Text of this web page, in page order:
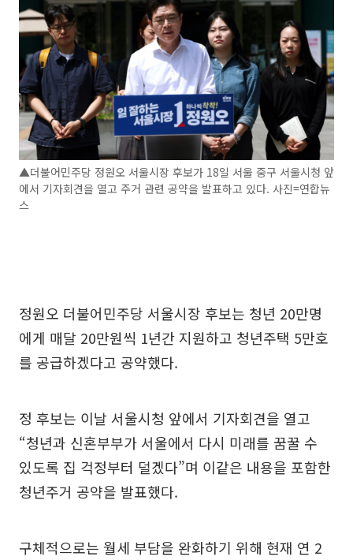
▲더불어민주당 정원오 서울시장 후보가 18일 서울 중구 서울시청 앞
에서 기자회견을 열고 주거 관련 공약을 발표하고 있다. 사진=연합뉴
스
정원오 더불어민주당 서울시장 후보는 청년 20만명
에게 매달 20만원씩 1년간 지원하고 청년주택 5만호
를 공급하겠다고 공약했다.
정 후보는 이날 서울시청 앞에서 기자회견을 열고
“청년과 신혼부부가 서울에서 다시 미래를 꿈꿀 수
있도록 집 걱정부터 덜겠다”며 이같은 내용을 포함한
청년주거 공약을 발표했다.
구체적으로는 월세 부담을 완화하기 위해 현재 연 2